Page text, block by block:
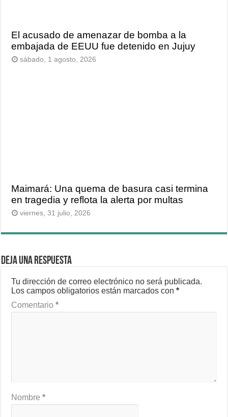
El acusado de amenazar de bomba a la
embajada de EEUU fue detenido en Jujuy
sábado, 1 agosto, 2026
Maimará: Una quema de basura casi termina
en tragedia y reflota la alerta por multas
viernes, 31 julio, 2026
Deja una respuesta
Tu dirección de correo electrónico no será publicada.
Los campos obligatorios están marcados con*
Comentario*
Nombre*